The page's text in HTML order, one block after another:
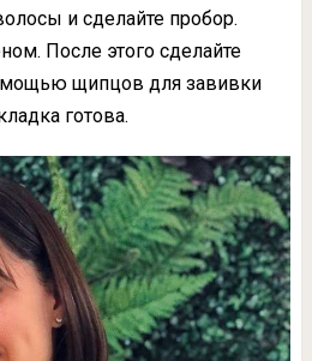
и сделайте пробор.
После этого сделайте
щипцов для завивки
готова.